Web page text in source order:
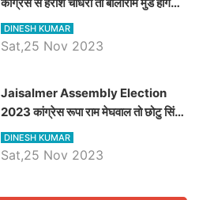
भाजपा उम्मीदवार, जानिये बायतू विधानसभा
सीट के ताजा समीकरण
DINESH KUMAR
Sat,25 Nov 2023
​​​​​​​Jaisalmer Assembly Election
2023 कांग्रेस रूपा राम मेघवाल तो छोटु सिंह
भाटी होंगे भाजपा उम्मीदवार, जानिये जैसलमेर
विधानसभा सीट के ताजा समीकरण
DINESH KUMAR
Sat,25 Nov 2023